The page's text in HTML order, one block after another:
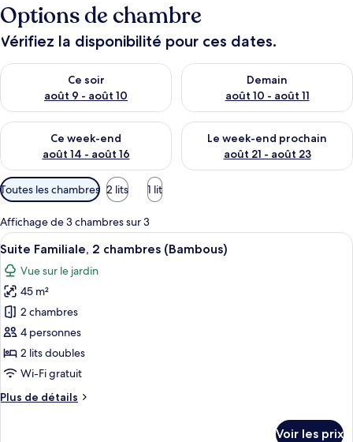
n
o
t
é
s
p
s
Options de chambre
Vérifiez la disponibilité pour ces dates.
Ce soir
août 9 - août 10
Vérifier la disponibilité pour ce soir août 9 - août 10
Demain
août 10 - août 11
Vérifier la disponibilité pour
Ce week-end
août 14 - août 16
Vérifier la disponibilité pour ce week-end août 14 - août 16
Le week-end prochain
août 21 - août 23
Vérifier la disponibilité pour
Filtres
disponibles
pour
les
chambres
Toutes les chambres 2 lits 1 lit
Affichage de 3 chambres sur 3
Afficher
toutes
les
photos
pour
ce
type
de
chambre :
Suite
Une chambre à coucher bien
14
Suite Familiale, 2 chambres (Bambous)
Vue sur le jardin
45 m²
2 chambres
4 personnes
2 lits doubles
Wi-Fi gratuit
Plus de détails
Plus
Voir les prix